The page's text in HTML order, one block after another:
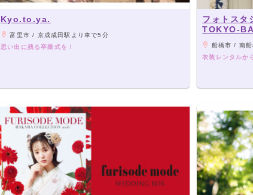
Kyo.to.ya.
富里市 / 京成成田駅より車で5分
思い出に残る卒業式を！
フォトスタ
TOKYO-
船橋市 / 南船
衣装レンタルか